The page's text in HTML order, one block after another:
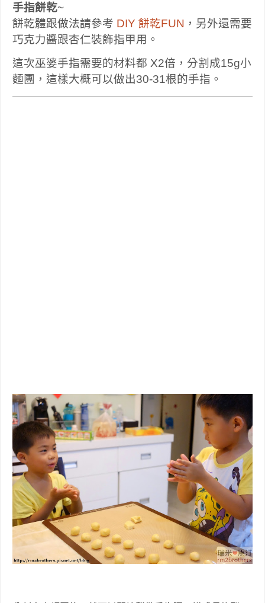
手指餅乾~
餅乾體跟做法請參考 DIY 餅乾FUN ，另外還需要
巧克力醬跟杏仁裝飾指甲用。
這次巫婆手指需要的材料都 X2倍，分割成15g小
麵團，這樣大概可以做出30-31根的手指。